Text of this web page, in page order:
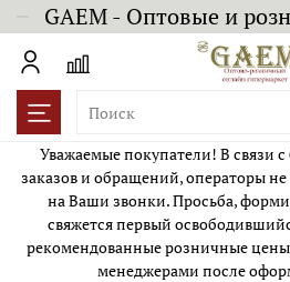
GAEM - Оптовые и
Уважаемые покупатели! В связи
заказов и обращений, операторы не
на Ваши звонки. Просьба,
свяжется первый
рекомендованные розничные
менеджерами после